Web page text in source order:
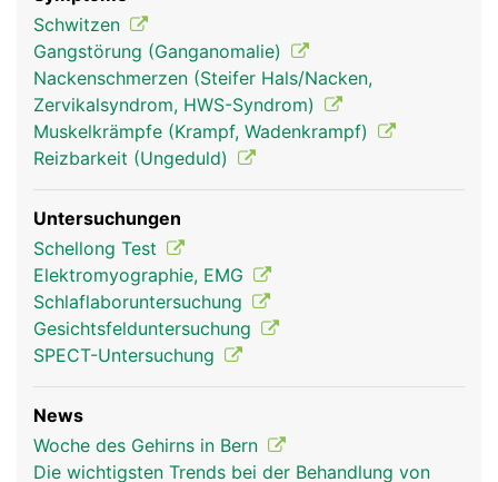
für das Gleichgewicht und die Koordination von
Bewegungen zuständig. Zur optimalen Funktion ist
unser Gehirn auf eine ununterbrochene
Sauerstoffversorgung über die Durchblutung
angewiesen. Eine Unterbrechung des Blutflusses
von mehr als 10 Sekunden führt zur
Bewusstlosigkeit, eine Unterbrechung für mehrere
Minuten führt bereits zu bleibenden Schäden.
Geschützt wird das Gehirn vom umliegenden
Schädelknochen und den umgebenden Hirnhäuten,
zwischen denen die Hirn-Rückenmark-Flüssigkeit
(Liquor) fliesst, um Stösse abzudämpfen. Über den
Liquor wird das Gehirn auch mit Nährstoffen
versorgt.
Schwitzen
Gangstörung (Ganganomalie)
Nackenschmerzen (Steifer Hals/Nacken,
Zervikalsyndrom, HWS-Syndrom)
Muskelkrämpfe (Krampf, Wadenkrampf)
Reizbarkeit (Ungeduld)
Untersuchungen
Schellong Test
Elektromyographie, EMG
Schlaflaboruntersuchung
Gesichtsfelduntersuchung
SPECT-Untersuchung
News
Woche des Gehirns in Bern
Die wichtigsten Trends bei der Behandlung von